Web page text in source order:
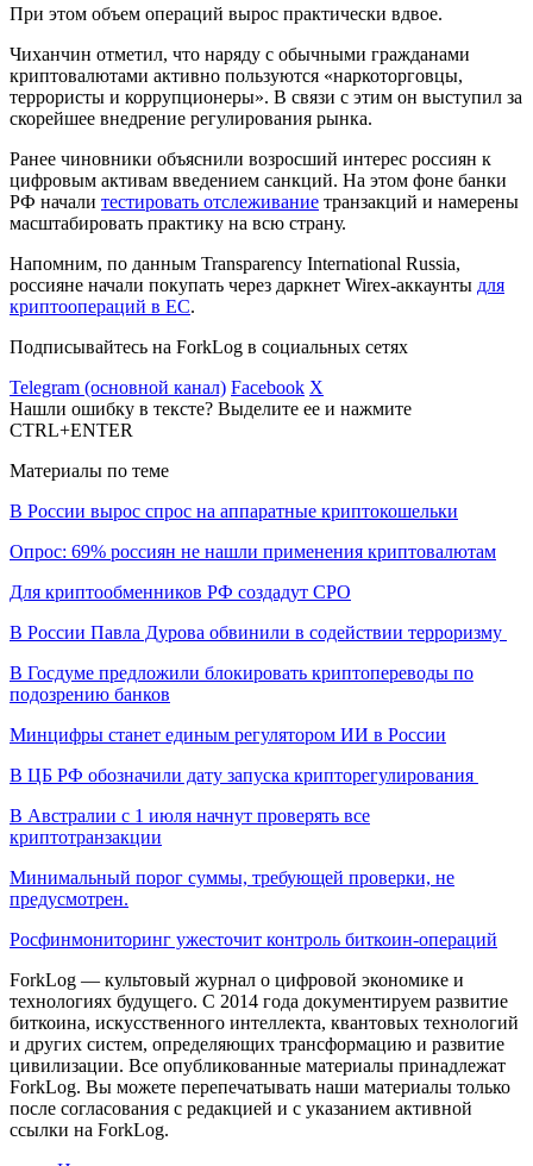
При этом объем операций вырос практически вдвое.
Чиханчин отметил, что наряду с обычными гражданами
криптовалютами активно пользуются «наркоторговцы,
террористы и коррупционеры». В связи с этим он выступил за
скорейшее внедрение регулирования рынка.
Ранее чиновники объяснили возросший интерес россиян к
цифровым активам введением санкций. На этом фоне банки
РФ начали тестировать отслеживание транзакций и намерены
масштабировать практику на всю страну.
Напомним, по данным Transparency International Russia,
россияне начали покупать через даркнет Wirex-аккаунты для
криптоопераций в ЕС.
Подписывайтесь на ForkLog в социальных сетях
Telegram (основной канал) Facebook X
Нашли ошибку в тексте? Выделите ее и нажмите
CTRL+ENTER
Материалы по теме
В России вырос спрос на аппаратные криптокошельки
Опрос: 69% россиян не нашли применения криптовалютам
Для криптообменников РФ создадут СРО
В России Павла Дурова обвинили в содействии терроризму
В Госдуме предложили блокировать криптопереводы по
подозрению банков
Минцифры станет единым регулятором ИИ в России
В ЦБ РФ обозначили дату запуска крипторегулирования
В Австралии с 1 июля начнут проверять все
криптотранзакции
Минимальный порог суммы, требующей проверки, не
предусмотрен.
Росфинмониторинг ужесточит контроль биткоин-операций
ForkLog — культовый журнал о цифровой экономике и
технологиях будущего. С 2014 года документируем развитие
биткоина, искусственного интеллекта, квантовых технологий
и других систем, определяющих трансформацию и развитие
цивилизации. Все опубликованные материалы принадлежат
ForkLog. Вы можете перепечатывать наши материалы только
после согласования с редакцией и с указанием активной
ссылки на ForkLog.